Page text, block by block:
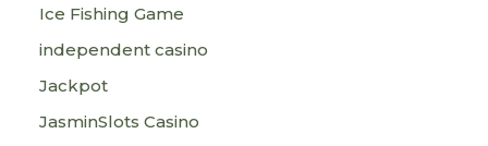
Ice Fishing Game
independent casino
Jackpot
JasminSlots Casino